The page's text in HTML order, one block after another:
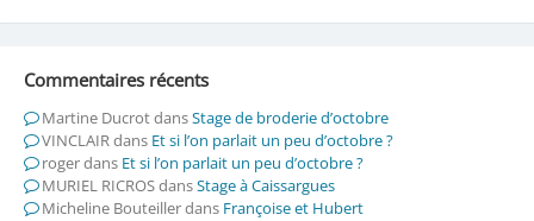
Commentaires récents
Martine DucrotdansStage de broderie d’octobre
VINCLAIRdans Et si l’on parlait un peu d’octobre ?
rogerdans Et si l’on parlait un peu d’octobre ?
MURIEL RICROSdansStage à Caissargues
Micheline Bouteillerdans Françoise et Hubert